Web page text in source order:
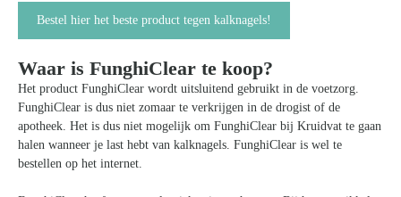
Bestel hier het beste product tegen kalknagels!
Waar is FunghiClear te koop?
Het product FunghiClear wordt uitsluitend gebruikt in de voetzorg.
FunghiClear is dus niet zomaar te verkrijgen in de drogist of de
apotheek. Het is dus niet mogelijk om FunghiClear bij Kruidvat te gaan
halen wanneer je last hebt van kalknagels. FunghiClear is wel te
bestellen op het internet.